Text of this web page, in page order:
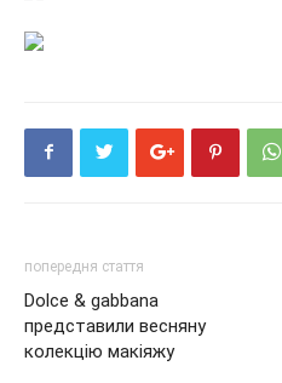
попередня стаття
Dolce & gabbana
представили весняну
колекцію макіяжу